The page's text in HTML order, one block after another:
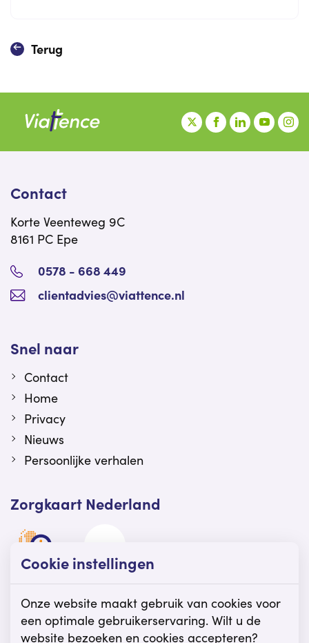
Terug
Contact
Korte Veenteweg 9C
8161 PC Epe
0578 - 668 449
clientadvies@viattence.nl
Snel naar
Contact
Home
Privacy
Nieuws
Persoonlijke verhalen
Zorgkaart Nederland
Viattence is gewaardeerd op Zorgkaart
Nederland.
Cookie instellingen
Onze website maakt gebruik van cookies voor
een optimale gebruikerservaring. Wilt u de
website bezoeken en cookies accepteren?